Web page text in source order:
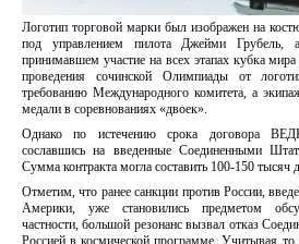
Логотип торговой марки был изображен на
под управлением пилота Джейми
принимавшем участие на всех этапах кубка
проведения сочинской Олимпиады от
требованию Международного комитета, а
медали в соревнованиях «двоек».
Однако по истечению срока договора
сославшись на введенные Соединенными
Сумма контракта могла составить 100-150 тысяч
Отметим, что ранее санкции против России,
Америки, уже становились предметом
частности, большой резонанс вызвал отказ
Россией в космической программе. Учитывая